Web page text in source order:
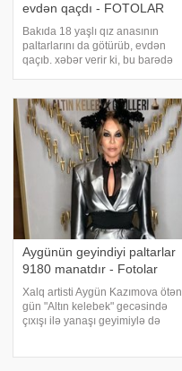
evdən qaçdı - FOTOLAR
Bakıda 18 yaşlı qız anasının
paltarlarını da götürüb, evdən
qaçıb. xəbər verir ki, bu barədə
Hidayətqızının aparıcılıq etdiyi
"Səni axtarıram" verilişinə çıxa
Aygünün geyindiyi paltarlar
9180 manatdır - Fotolar
Xalq artisti Aygün Kazımova ötən
gün "Altın kelebek" gecəsində
çıxışı ilə yanaşı geyimiylə də